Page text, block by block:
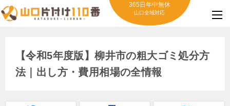
365日年中無休
山口全域対応
【令和5年度版】柳井市の粗大ゴミ処分方
法｜出し方・費用相場の全情報